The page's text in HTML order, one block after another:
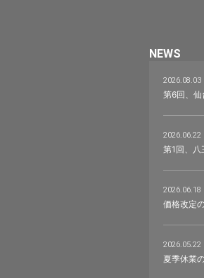
NEWS
2026.08.03
第6回、仙
2026.06.22
第1回、八
2026.06.18
価格改定
2026.05.22
夏季休業